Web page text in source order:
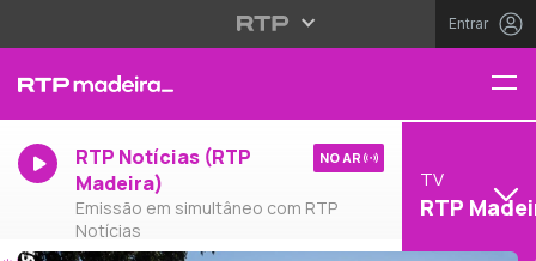
Entrar
RTP Notícias (RTP
Madeira)
Emissão em simultâneo com RTP
Notícias
NO AR
TV
RTP